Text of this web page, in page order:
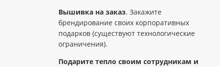
Вышивка на заказ. Закажите
брендирование своих корпоративных
подарков (существуют технологические
ограничения).
Подарите тепло своим сотрудникам и